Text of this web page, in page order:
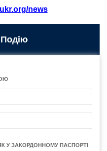
news
У ЗАКОРДОННОМУ ПАСПОРТІ